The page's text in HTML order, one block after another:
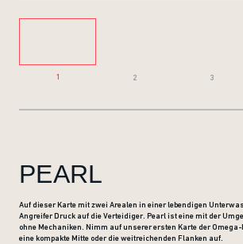
1 2 3
PEARL
Auf dieser Karte mit zwei Arealen in einer lebendigen
Angreifer Druck auf die Verteidiger. Pearl ist eine mit der
ohne Mechaniken. Nimm auf unserer ersten Karte der
eine kompakte Mitte oder die weitreichenden Flanken auf.